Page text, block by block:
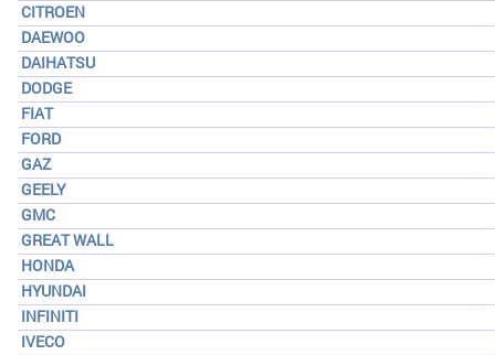
CITROEN
DAEWOO
DAIHATSU
DODGE
FIAT
FORD
GAZ
GEELY
GMC
GREAT WALL
HONDA
HYUNDAI
INFINITI
IVECO